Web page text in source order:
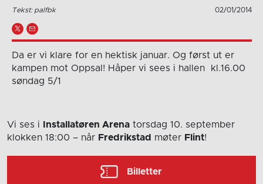
Tekst: palfbk 02/01/2014
Da er vi klare for en hektisk januar. Og først ut er
kampen mot Oppsal! Håper vi sees i hallen kl.16.00
søndag 5/1
Vi ses i Installatøren Arena torsdag 10. september
klokken 18:00 – når Fredrikstad møter Flint!
Billetter